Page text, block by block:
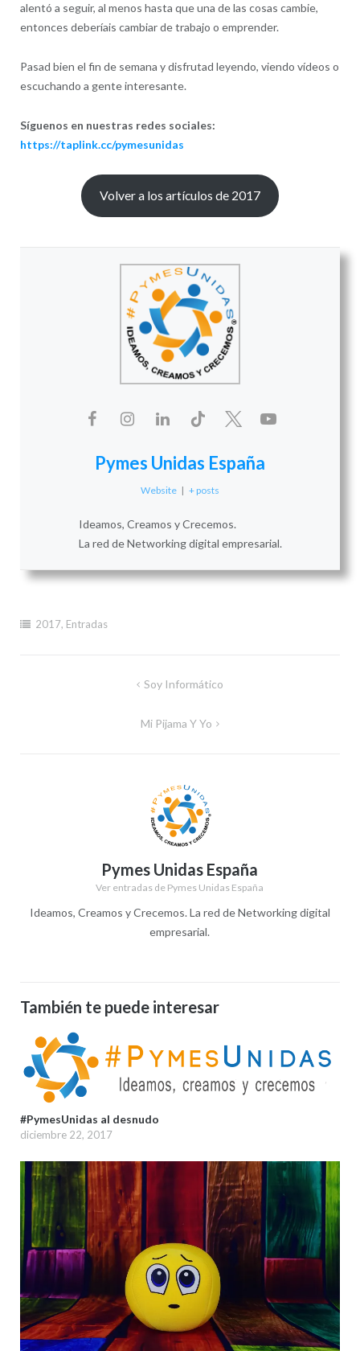
alentó a seguir, al menos hasta que una de las cosas cambie,
entonces deberíais cambiar de trabajo o emprender.
Pasad bien el fin de semana y disfrutad leyendo, viendo vídeos o
escuchando a gente interesante.
Síguenos en nuestras redes sociales:
https://taplink.cc/pymesunidas
Volver a los artículos de 2017
Pymes Unidas España
Website | + posts
Ideamos, Creamos y Crecemos.
La red de Networking digital empresarial.
2017, Entradas
Soy Informático
Mi Pijama Y Yo
Pymes Unidas España
Ver entradas de Pymes Unidas España
Ideamos, Creamos y Crecemos. La red de Networking digital
empresarial.
También te puede interesar
#PymesUnidas al desnudo
diciembre 22, 2017